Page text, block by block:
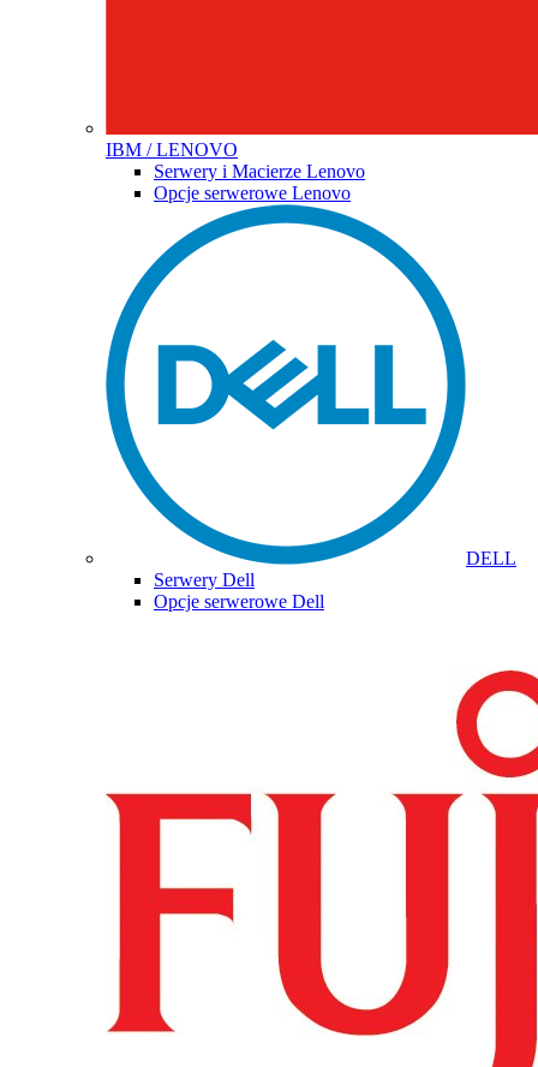
IBM / LENOVO
Serwery i Macierze Lenovo
Opcje serwerowe Lenovo
DELL
Serwery Dell
Opcje serwerowe Dell